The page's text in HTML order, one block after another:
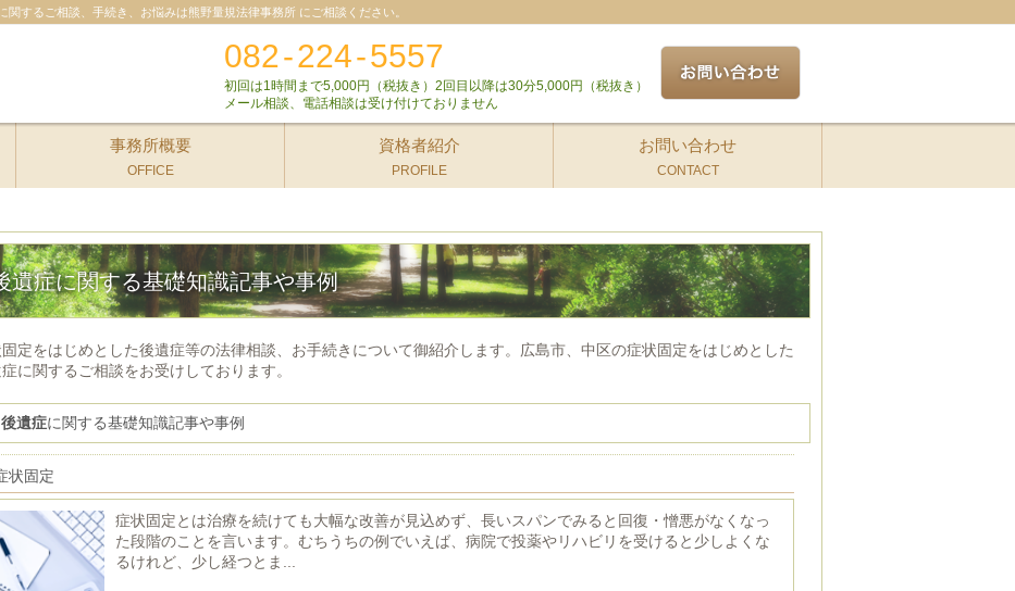
するご相談、手続き、お悩みは熊野量規法律事務所 にご相談ください。
082-224-5557
初回は1時間まで5,000円（税抜き）2回目以降は30分5,000円（税抜き）
メール相談、電話相談は受け付けておりません
事務所概要
OFFICE
資格者紹介
PROFILE
お問い合わせ
CONTACT
遺症に関する基礎知識記事や事例
定をはじめとした後遺症等の法律相談、お手続きについて御紹介します。広島市、中区の症状固定をはじめとした
に関するご相談をお受けしております。
後遺症に関する基礎知識記事や事例
状固定
症状固定とは治療を続けても大幅な改善が見込めず、長いスパンでみると回復・憎悪がなくなっ
た段階のことを言います。むちうちの例でいえば、病院で投薬やリハビリを受けると少しよくな
るけれど、少し経つとま...